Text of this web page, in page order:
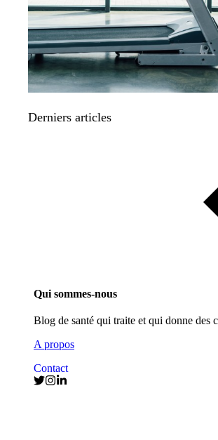
Derniers articles
Qui sommes-nous
Blog de santé qui traite et qui donne des
A propos
Contact